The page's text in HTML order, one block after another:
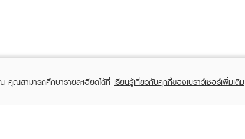
คุณสามารถศึกษารายละเอียดได้ที่ เรียนรู้เกี่ยวกับคุกกี้ของเบราว์เซอร์เพิ่มเติม